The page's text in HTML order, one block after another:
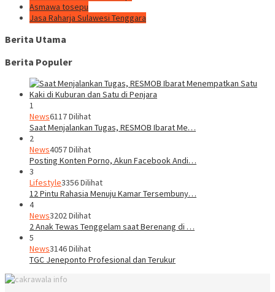
Asmawa tosepu
Jasa Raharja Sulawesi Tenggara
Berita Utama
Berita Populer
1
News6117 Dilihat
Saat Menjalankan Tugas, RESMOB Ibarat Me…
2
News4057 Dilihat
Posting Konten Porno, Akun Facebook Andi…
3
Lifestyle3356 Dilihat
12 Pintu Rahasia Menuju Kamar Tersembuny…
4
News3202 Dilihat
2 Anak Tewas Tenggelam saat Berenang di …
5
News3146 Dilihat
TGC Jeneponto Profesional dan Terukur